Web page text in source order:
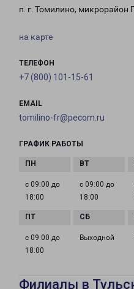
п. г. Томилино, микрорайон
на карте
ТЕЛЕФОН
+7 (800) 101-15-61
EMAIL
tomilino-fr@pecom.ru
ГРАФИК РАБОТЫ
с 09:00 до
18:00
с 09:00 до
18:00
с 09:00 до
18:00
Выходной
Филиалы в